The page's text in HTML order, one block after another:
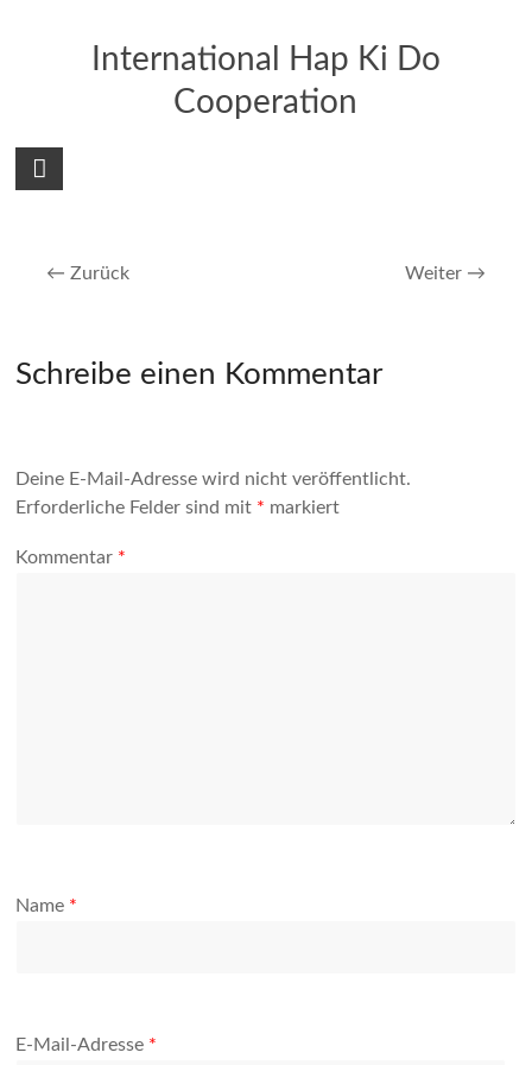
International Hap Ki Do
Cooperation
← Zurück Weiter →
Schreibe einen Kommentar
Deine E-Mail-Adresse wird nicht veröffentlicht.
Erforderliche Felder sind mit * markiert
Kommentar *
Name *
E-Mail-Adresse *